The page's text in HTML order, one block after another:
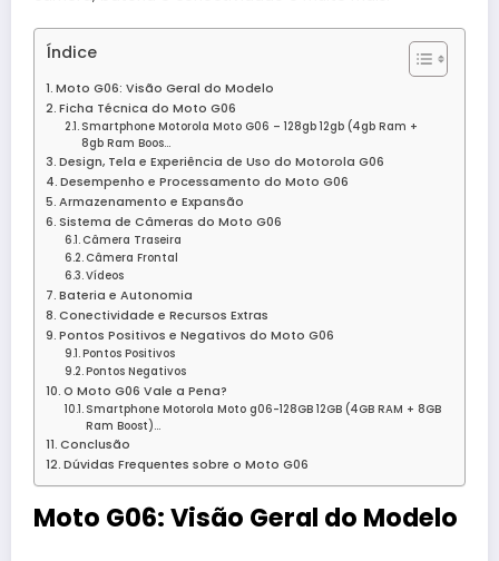
Índice
Moto G06: Visão Geral do Modelo
Ficha Técnica do Moto G06
Smartphone Motorola Moto G06 – 128gb 12gb (4gb Ram +
8gb Ram Boos…
Design, Tela e Experiência de Uso do Motorola G06
Desempenho e Processamento do Moto G06
Armazenamento e Expansão
Sistema de Câmeras do Moto G06
Câmera Traseira
Câmera Frontal
Vídeos
Bateria e Autonomia
Conectividade e Recursos Extras
Pontos Positivos e Negativos do Moto G06
Pontos Positivos
Pontos Negativos
O Moto G06 Vale a Pena?
Smartphone Motorola Moto g06-128GB 12GB (4GB RAM + 8GB
Ram Boost)…
Conclusão
Dúvidas Frequentes sobre o Moto G06
Moto G06: Visão Geral do Modelo